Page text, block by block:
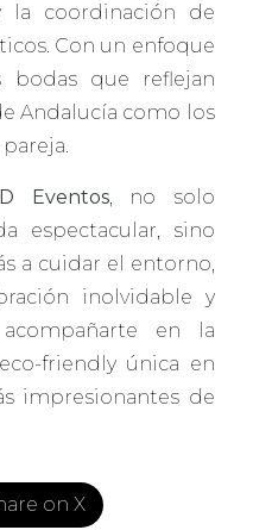
la coordinación de
Con un enfoque
bodas que reflejan
Andalucía como los
Eventos, no solo
espectacular, sino
a cuidar el entorno,
inolvidable y
acompañarte en la
friendly única en
impresionantes de
on X